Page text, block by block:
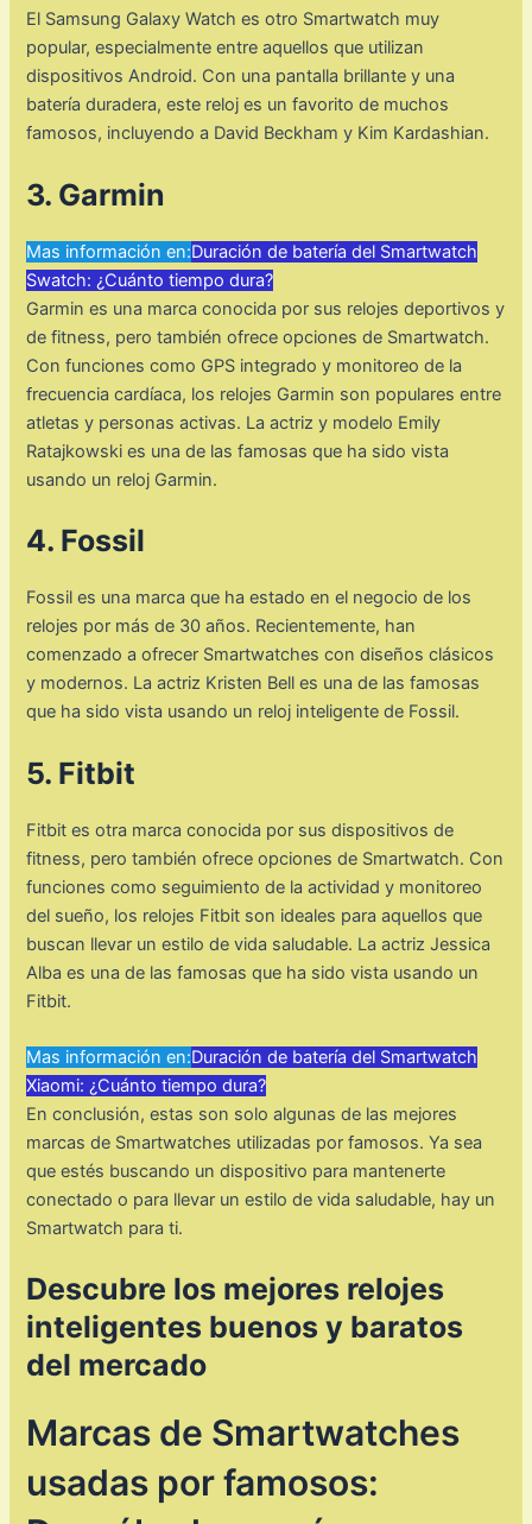
El Samsung Galaxy Watch es otro Smartwatch muy
popular, especialmente entre aquellos que utilizan
dispositivos Android. Con una pantalla brillante y una
batería duradera, este reloj es un favorito de muchos
famosos, incluyendo a David Beckham y Kim Kardashian.
3. Garmin
Mas información en:Duración de batería del Smartwatch
Swatch: ¿Cuánto tiempo dura?
Garmin es una marca conocida por sus relojes deportivos y
de fitness, pero también ofrece opciones de Smartwatch.
Con funciones como GPS integrado y monitoreo de la
frecuencia cardíaca, los relojes Garmin son populares entre
atletas y personas activas. La actriz y modelo Emily
Ratajkowski es una de las famosas que ha sido vista
usando un reloj Garmin.
4. Fossil
Fossil es una marca que ha estado en el negocio de los
relojes por más de 30 años. Recientemente, han
comenzado a ofrecer Smartwatches con diseños clásicos
y modernos. La actriz Kristen Bell es una de las famosas
que ha sido vista usando un reloj inteligente de Fossil.
5. Fitbit
Fitbit es otra marca conocida por sus dispositivos de
fitness, pero también ofrece opciones de Smartwatch. Con
funciones como seguimiento de la actividad y monitoreo
del sueño, los relojes Fitbit son ideales para aquellos que
buscan llevar un estilo de vida saludable. La actriz Jessica
Alba es una de las famosas que ha sido vista usando un
Fitbit.
Mas información en:Duración de batería del Smartwatch
Xiaomi: ¿Cuánto tiempo dura?
En conclusión, estas son solo algunas de las mejores
marcas de Smartwatches utilizadas por famosos. Ya sea
que estés buscando un dispositivo para mantenerte
conectado o para llevar un estilo de vida saludable, hay un
Smartwatch para ti.
Descubre los mejores relojes
inteligentes buenos y baratos
del mercado
Marcas de Smartwatches
usadas por famosos: